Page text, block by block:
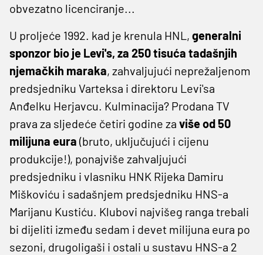
obvezatno licenciranje...
U proljeće 1992. kad je krenula HNL, generalni
sponzor bio je Levi's, za 250 tisuća tadašnjih
njemačkih maraka, zahvaljujući neprežaljenom
predsjedniku Varteksa i direktoru Levi'sa
Anđelku Herjavcu. Kulminacija? Prodana TV
prava za sljedeće četiri godine za više od 50
milijuna eura (bruto, uključujući i cijenu
produkcije!), ponajviše zahvaljujući
predsjedniku i vlasniku HNK Rijeka Damiru
Miškoviću i sadašnjem predsjedniku HNS-a
Marijanu Kustiću. Klubovi najvišeg ranga trebali
bi dijeliti između sedam i devet milijuna eura po
sezoni, drugoligaši i ostali u sustavu HNS-a 2